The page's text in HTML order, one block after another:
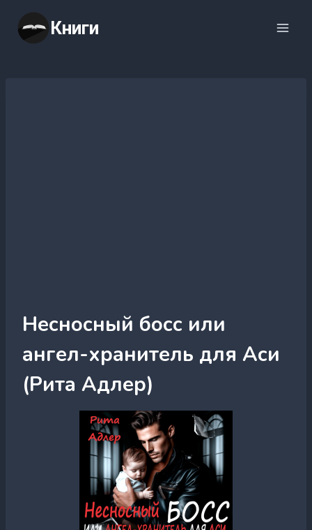
содержимому
Книги
Несносный босс или
ангел-хранитель для Аси
(Рита Адлер)